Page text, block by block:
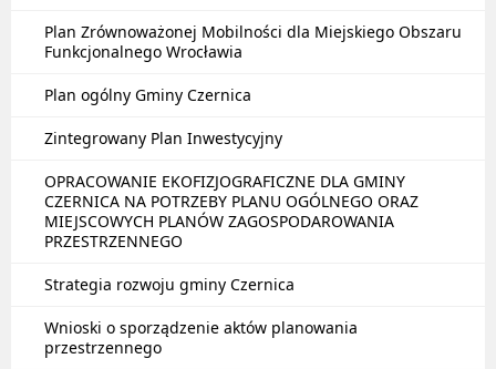
Plan Zrównoważonej Mobilności dla Miejskiego Obszaru
Funkcjonalnego Wrocławia
Plan ogólny Gminy Czernica
Zintegrowany Plan Inwestycyjny
OPRACOWANIE EKOFIZJOGRAFICZNE DLA GMINY
CZERNICA NA POTRZEBY PLANU OGÓLNEGO ORAZ
MIEJSCOWYCH PLANÓW ZAGOSPODAROWANIA
PRZESTRZENNEGO
Strategia rozwoju gminy Czernica
Wnioski o sporządzenie aktów planowania
przestrzennego